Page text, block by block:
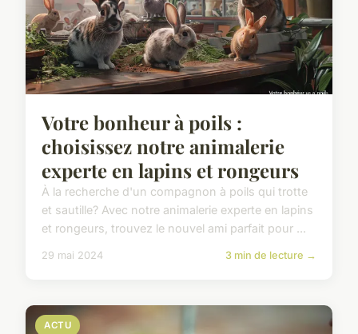
Votre bonheur à poils :
choisissez notre animalerie
experte en lapins et rongeurs
À la recherche d'un compagnon à poils qui trotte
et sautille? Avec notre animalerie experte en lapins
et rongeurs, trouvez le nouvel ami parfait pour ...
29 mai 2024 3 min de lecture →
ACTU